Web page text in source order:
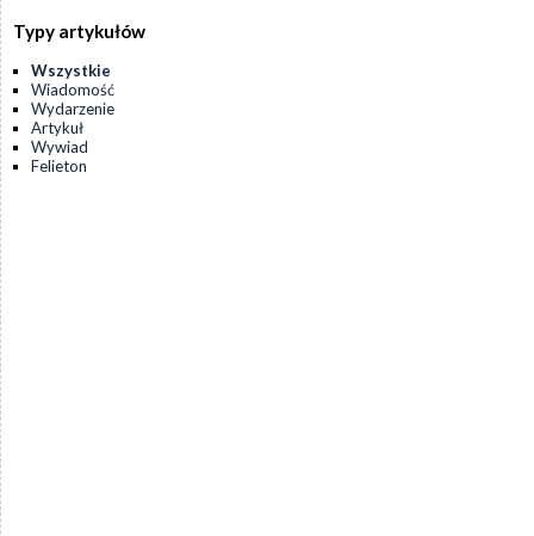
Typy artykułów
Wszystkie
Wiadomość
Wydarzenie
Artykuł
Wywiad
Felieton